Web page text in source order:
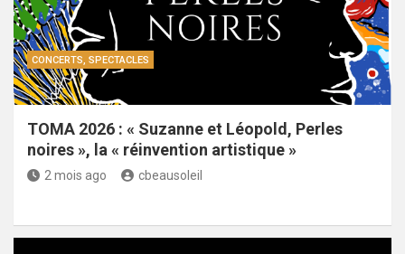
CONCERTS, SPECTACLES
TOMA 2026 : « Suzanne et Léopold, Perles
noires », la « réinvention artistique »
2 mois ago cbeausoleil